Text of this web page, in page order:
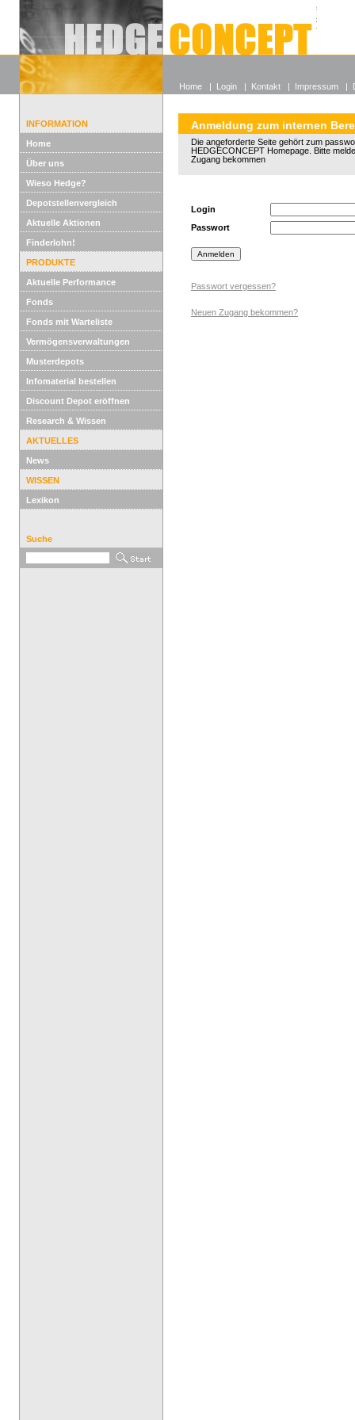
Alle
Wieso
INFORMATION
Home
Über uns
Wieso Hedge?
Depotstellenvergleich
Aktuelle Aktionen
Finderlohn!
PRODUKTE
Aktuelle Performance
Fonds
Fonds mit Warteliste
Vermögensverwaltungen
Musterdepots
Infomaterial bestellen
Discount Depot eröffnen
Research & Wissen
AKTUELLES
News
WISSEN
Lexikon
Suche
Anmeldung zum internen
Die angeforderte Seite gehört zum
HEDGECONCEPT Homepage. Bitte
Zugang bekommen
Login
Passwort
Passwort vergessen?
Neuen Zugang bekommen?
Home | Login | Kontakt | Impressum |